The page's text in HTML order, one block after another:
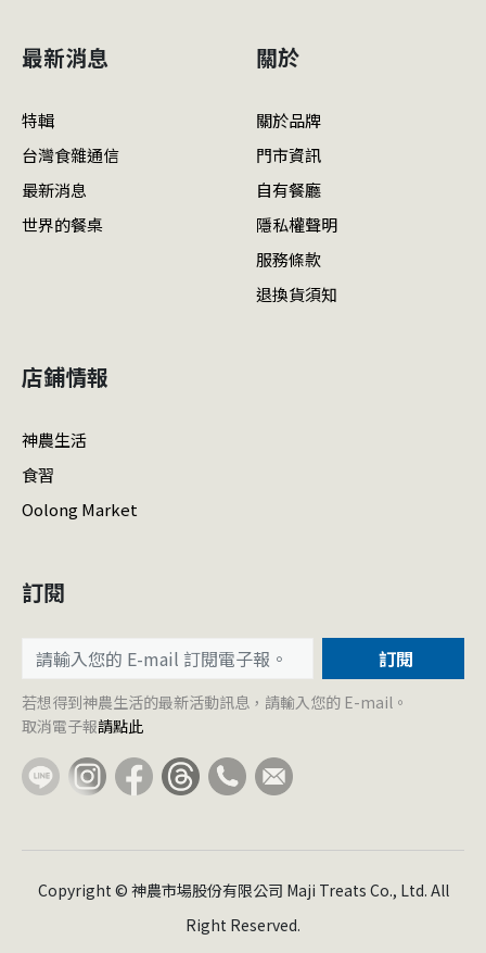
最新消息
特輯
台灣食雜通信
最新消息
世界的餐桌
關於
關於品牌
門市資訊
自有餐廳
隱私權聲明
服務條款
退換貨須知
店鋪情報
神農生活
食習
Oolong Market
訂閱
訂閱
若想得到神農生活的最新活動訊息，請輸入您的 E-mail。
取消電子報請點此
Copyright © 神農市場股份有限公司 Maji Treats Co., Ltd. All
Right Reserved.